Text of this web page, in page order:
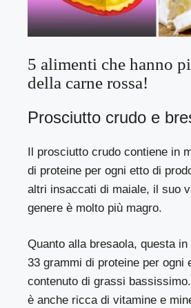
5 alimenti che hanno
della carne rossa!
Prosciutto crudo e
Il prosciutto crudo contiene in
di proteine ​​per ogni etto di
altri insaccati di maiale, il suo
genere è molto più magro.
Quanto alla bresaola, questa
33 grammi di proteine per ogni
contenuto di grassi
è anche ricca di vitamine e